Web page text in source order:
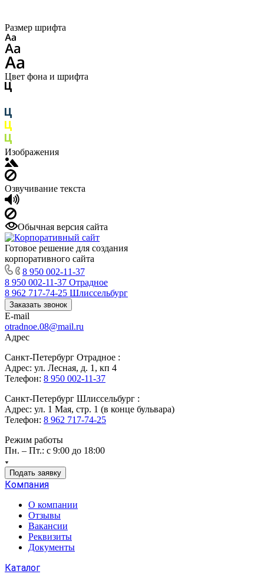
Размер шрифта
Цвет фона и шрифта
Изображения
Озвучивание текста
Обычная версия сайта
Готовое решение для создания
корпоративного сайта
8 950 002-11-37
8 950 002-11-37 Отрадное
8 962 717-74-25 Шлиссельбург
Заказать звонок
E-mail
otradnoe.08@mail.ru
Адрес
Санкт-Петербург Отрадное :
Адрес: ул. Лесная, д. 1, кп 4
Телефон: 8 950 002-11-37
Санкт-Петербург Шлиссельбург :
Адрес: ул. 1 Мая, стр. 1 (в конце бульвара)
Телефон: 8 962 717-74-25
Режим работы
Пн. – Пт.: с 9:00 до 18:00
Подать заявку
Компания
О компании
Отзывы
Вакансии
Реквизиты
Документы
Каталог